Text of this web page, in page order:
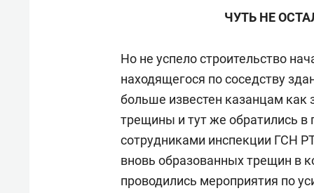
ЧУТЬ НЕ
Но не успело строительство
находящегося по соседству
больше известен казанцам как
трещины и тут же обратились в
сотрудниками инспекции ГСН
вновь образованных трещин в
проводились мероприятия по